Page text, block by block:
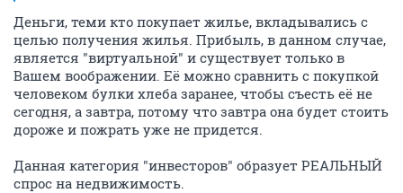
Деньги, теми кто покупает жилье, вкладывались с
целью получения жилья. Прибыль, в данном случае,
является "виртуальной" и существует только в
Вашем воображении. Её можно сравнить с покупкой
человеком булки хлеба заранее, чтобы съесть её не
сегодня, а завтра, потому что завтра она будет стоить
дороже и пожрать уже не придется.
Данная категория "инвесторов" образует РЕАЛЬНЫЙ
спрос на недвижимость.